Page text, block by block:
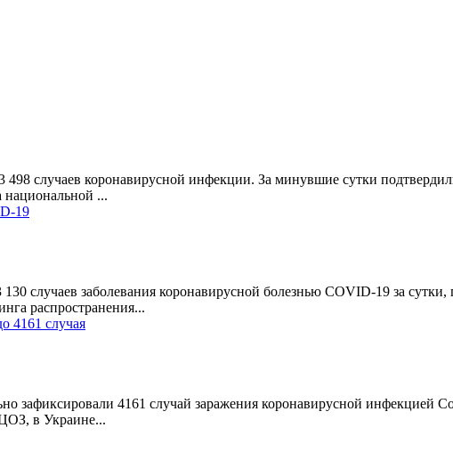
случаев коронавирусной инфекции. За минувшие сутки
национальной ...
19
случаев заболевания коронавирусной болезнью COVID-19 за
распространения...
4161 случая
зафиксировали 4161 случай заражения коронавирусной инфекцией
в Украине...